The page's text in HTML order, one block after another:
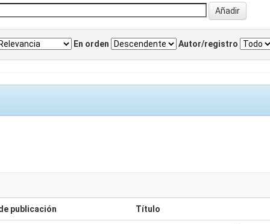
En orden Autor/registro
publicación Título